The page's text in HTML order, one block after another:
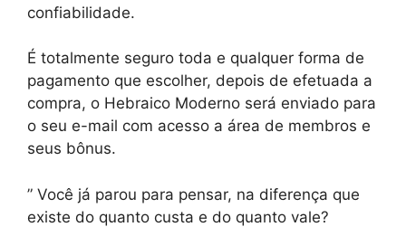
confiabilidade.
É totalmente seguro toda e qualquer forma de
pagamento que escolher, depois de efetuada a
compra, o Hebraico Moderno será enviado para
o seu e-mail com acesso a área de membros e
seus bônus.
” Você já parou para pensar, na diferença que
existe do quanto custa e do quanto vale?